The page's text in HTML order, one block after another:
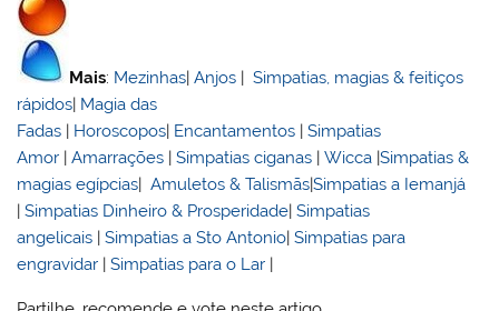
Mais: Mezinhas|Anjos |Simpatias, magias & feitiços
rápidos| Magia das
Fadas | Horoscopos| Encantamentos |Simpatias
Amor |Amarrações |Simpatias ciganas |Wicca |Simpatias &
magias egípcias|Amuletos & Talismãs|Simpatias a Iemanjá
|Simpatias Dinheiro & Prosperidade|Simpatias
angelicais |Simpatias a Sto Antonio|Simpatias para
engravidar |Simpatias para o Lar |